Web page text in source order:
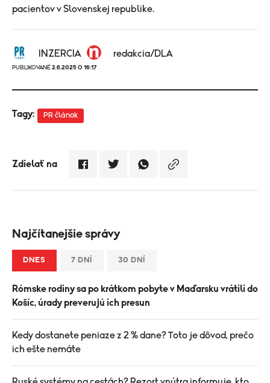
pacientov v Slovenskej republike.
INZERCIA redakcia/DLA
PUBLIKOVANÉ 2.6.2025 O 16:17
Tagy: PR článok
Zdielať na
Najčítanejšie správy
DNES 7 DNÍ 30 DNÍ
Rómske rodiny sa po krátkom pobyte v Maďarsku vrátili do
Košíc, úrady preverujú ich presun
Kedy dostanete peniaze z 2 % dane? Toto je dôvod, prečo
ich ešte nemáte